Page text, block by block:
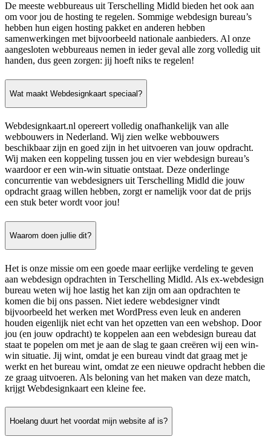
De meeste webbureaus uit Terschelling Midld bieden het ook aan
om voor jou de hosting te regelen. Sommige webdesign bureau’s
hebben hun eigen hosting pakket en anderen hebben
samenwerkingen met bijvoorbeeld nationale aanbieders. Al onze
aangesloten webbureaus nemen in ieder geval alle zorg volledig uit
handen, dus geen zorgen: jij hoeft niks te regelen!
Wat maakt Webdesignkaart speciaal?
Webdesignkaart.nl opereert volledig onafhankelijk van alle
webbouwers in Nederland. Wij zien welke webbouwers
beschikbaar zijn en goed zijn in het uitvoeren van jouw opdracht.
Wij maken een koppeling tussen jou en vier webdesign bureau’s
waardoor er een win-win situatie ontstaat. Deze onderlinge
concurrentie van webdesigners uit Terschelling Midld die jouw
opdracht graag willen hebben, zorgt er namelijk voor dat de prijs
een stuk beter wordt voor jou!
Waarom doen jullie dit?
Het is onze missie om een goede maar eerlijke verdeling te geven
aan webdesign opdrachten in Terschelling Midld. Als ex-webdesign
bureau weten wij hoe lastig het kan zijn om aan opdrachten te
komen die bij ons passen. Niet iedere webdesigner vindt
bijvoorbeeld het werken met WordPress even leuk en anderen
houden eigenlijk niet echt van het opzetten van een webshop. Door
jou (en jouw opdracht) te koppelen aan een webdesign bureau dat
staat te popelen om met je aan de slag te gaan creëren wij een win-
win situatie. Jij wint, omdat je een bureau vindt dat graag met je
werkt en het bureau wint, omdat ze een nieuwe opdracht hebben die
ze graag uitvoeren. Als beloning van het maken van deze match,
krijgt Webdesignkaart een kleine fee.
Hoelang duurt het voordat mijn website af is?